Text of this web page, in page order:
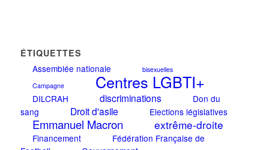
ÉTIQUETTES
Assemblée nationale
bisexuelles
Campagne
Centres LGBTI+
DILCRAH discriminations
Don du
sang
Droit d'asile Elections législatives
Emmanuel Macron extrême-droite
Financement
Fédération Française de